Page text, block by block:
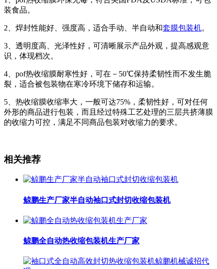
装食品。
2、焊封性能好、强度高，适合手动、半自动和套膜包装机。
3、透明度高、光泽性好，可清晰展示产品外观，提高感观意
识，体现档次。
4、pof热收缩膜耐寒性好，可在－50℃保持柔韧性而不发生脆
裂，适合被包装物在寒冷环境下储存和运输。
5、热收缩膜收缩率大，一般可达75%，柔韧性好，可对任何
外形的商品进行包装，而且经过特殊工艺处理的三层共挤薄膜
的收缩力可控，满足不同商品包装对收缩力的要求。
相关推荐
鲸鹏生产厂家半自动袖口式封切收缩包装机
鲸鹏全自动热收缩包装机生产厂家